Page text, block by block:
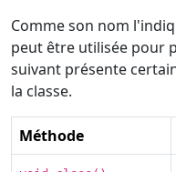
Comme son nom
peut être utilisée pour
suivant présente
la classe.
Méthode